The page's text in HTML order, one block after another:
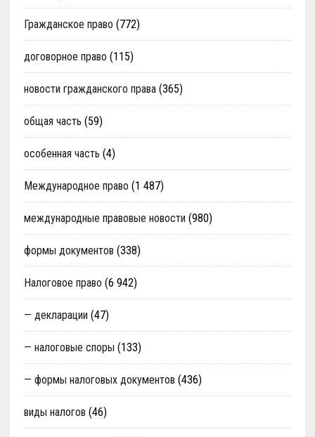
Гражданское право (772)
договорное право (115)
новости гражданского права(365)
общая часть (59)
особенная часть (4)
Международное право (1 487)
международные правовые новости (980)
формы документов (338)
Налоговое право (6 942)
— декларации (47)
— налоговые споры (133)
— формы налоговых документов (436)
виды налогов (46)